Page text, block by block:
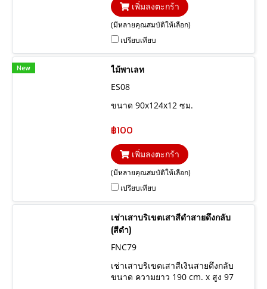
เพิ่มลงตะกร้า
(มีหลายคุณสมบัติให้เลือก)
เปรียบเทียบ
New
ไม้พาเลท
ES08
ขนาด 90x124x12 ซม.
฿100
เพิ่มลงตะกร้า
(มีหลายคุณสมบัติให้เลือก)
เปรียบเทียบ
เช่าเสาบริเขตเสาสีดำสายดึงกลับ
(สีดำ)
FNC79
เช่าเสาบริเขตเสาสีเงินสายดึงกลับ
ขนาด ความยาว 190 cm. x สูง 97